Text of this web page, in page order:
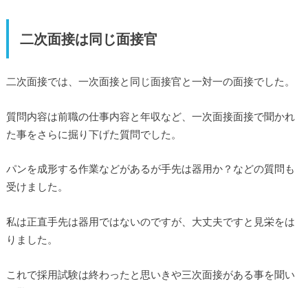
二次面接は同じ面接官
二次面接では、一次面接と同じ面接官と一対一の面接でした。
質問内容は前職の仕事内容と年収など、一次面接面接で聞かれ
た事をさらに掘り下げた質問でした。
パンを成形する作業などがあるが手先は器用か？などの質問も
受けました。
私は正直手先は器用ではないのですが、大丈夫ですと見栄をは
りました。
これで採用試験は終わったと思いきや三次面接がある事を聞い